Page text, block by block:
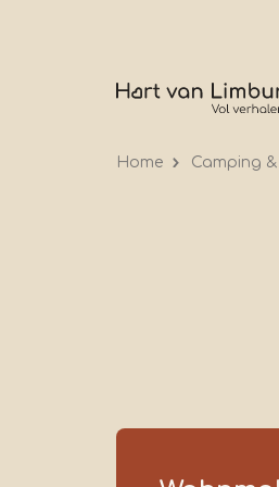
Home Camping